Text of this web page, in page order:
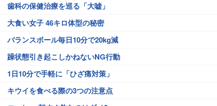
歯科の保健治療を巡る「大嘘」
大食い女子 46キロ体型の秘密
バランスボール毎日10分で20kg減
躁状態引き起こしかねないNG行動
1日10分で手軽に「ひざ痛対策」
キウイを食べる際の3つの注意点